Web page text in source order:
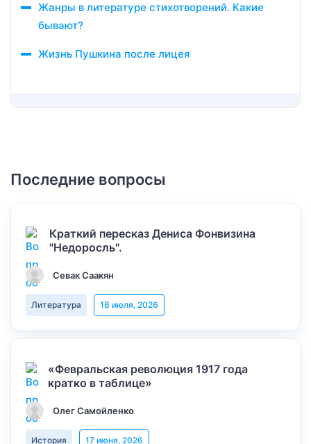
Жанры в литературе стихотворений. Какие
бывают?
Жизнь Пушкина после лицея
Последние вопросы
Краткий пересказ Дениса Фонвизина
"Недоросль".
Севак Саакян
Литература 18 июля, 2026
«Февральская революция 1917 года
кратко в таблице»
Олег Самойленко
История 17 июня, 2026